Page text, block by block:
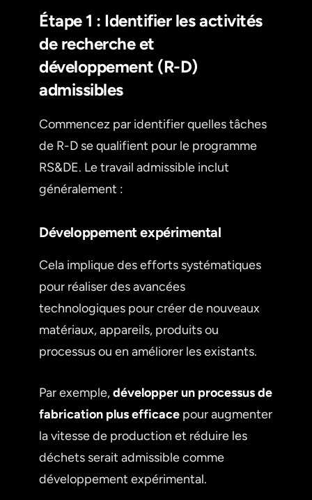
Étape 1 : Identifier les activités
de recherche et
développement (R-D)
admissibles
Commencez par identifier quelles tâches
de R-D se qualifient pour le programme
RS&DE. Le travail admissible inclut
généralement :
Développement expérimental
Cela implique des efforts systématiques
pour réaliser des avancées
technologiques pour créer de nouveaux
matériaux, appareils, produits ou
processus ou en améliorer les existants.
Par exemple,développer un processus de
fabrication plus efficace pour augmenter
la vitesse de production et réduire les
déchets serait admissible comme
développement expérimental.